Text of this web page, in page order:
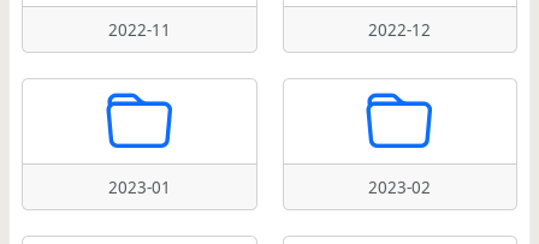
2022-11 2022-12
2023-01 2023-02